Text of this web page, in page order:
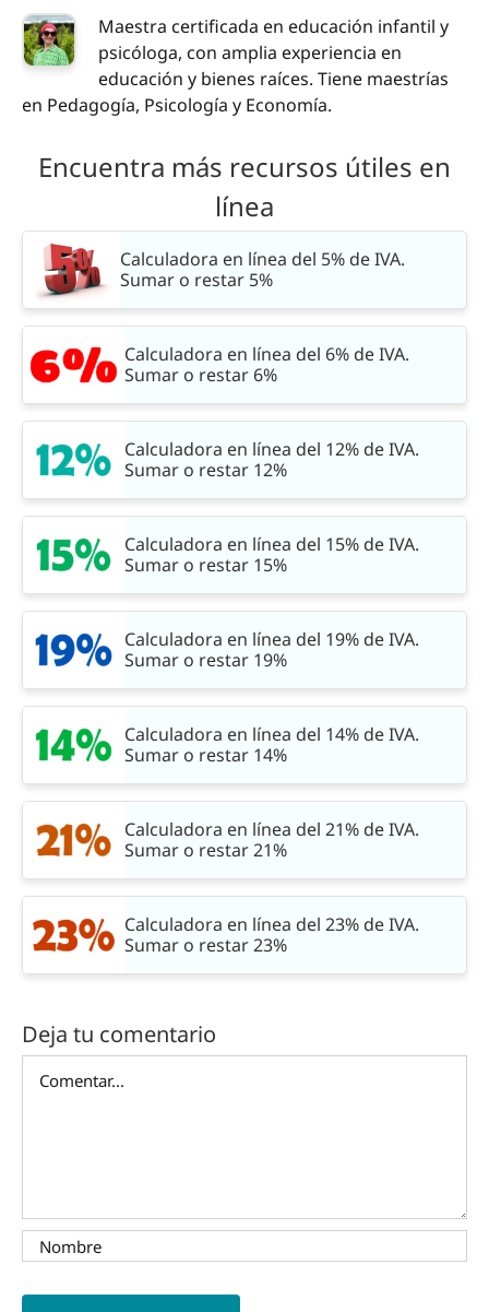
Maestra certificada en educación infantil y
psicóloga, con amplia experiencia en
educación y bienes raíces. Tiene maestrías
en Pedagogía, Psicología y Economía.
Encuentra más recursos útiles en
línea
Calculadora en línea del 5% de IVA.
Sumar o restar 5%
Calculadora en línea del 6% de IVA.
Sumar o restar 6%
Calculadora en línea del 12% de IVA.
Sumar o restar 12%
Calculadora en línea del 15% de IVA.
Sumar o restar 15%
Calculadora en línea del 19% de IVA.
Sumar o restar 19%
Calculadora en línea del 14% de IVA.
Sumar o restar 14%
Calculadora en línea del 21% de IVA.
Sumar o restar 21%
Calculadora en línea del 23% de IVA.
Sumar o restar 23%
Deja tu comentario